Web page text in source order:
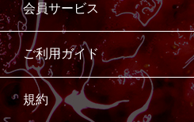
会員サービス
ご利用ガイド
規約